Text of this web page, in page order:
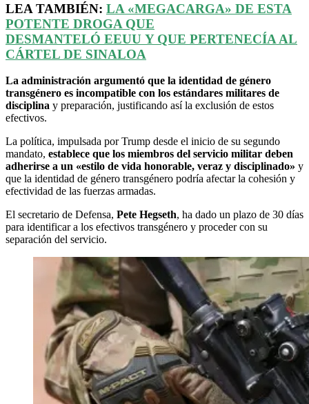
LEA TAMBIÉN: LA «MEGACARGA» DE ESTA
POTENTE DROGA QUE
DESMANTELÓ EEUU Y QUE PERTENECÍA AL
CÁRTEL DE SINALOA
La administración argumentó que la identidad de género
transgénero es incompatible con los estándares militares de
disciplina y preparación, justificando así la exclusión de estos
efectivos.
La política, impulsada por Trump desde el inicio de su segundo
mandato, establece que los miembros del servicio militar deben
adherirse a un «estilo de vida honorable, veraz y disciplinado» y
que la identidad de género transgénero podría afectar la cohesión y
efectividad de las fuerzas armadas.
El secretario de Defensa, Pete Hegseth, ha dado un plazo de 30 días
para identificar a los efectivos transgénero y proceder con su
separación del servicio.